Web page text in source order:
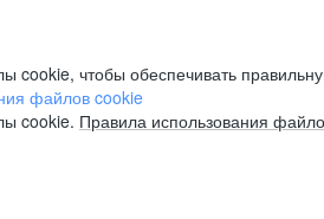
cookie, чтобы обеспечивать
файлов cookie
cookie. Правила использования